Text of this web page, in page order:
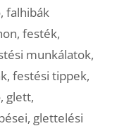
, falhibák
, festék,
munkálatok,
, festési tippek,
, glett,
, glettelési